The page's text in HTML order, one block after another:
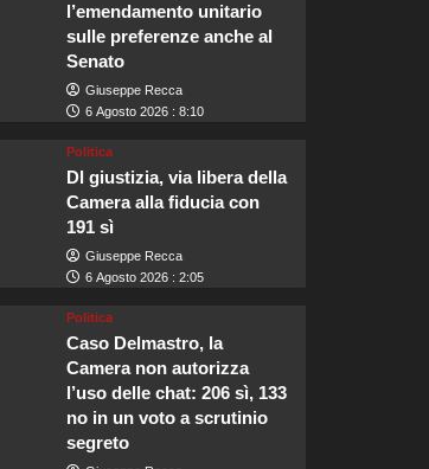
l’emendamento unitario
sulle preferenze anche al
Senato
Giuseppe Recca
6 Agosto 2026 : 8:10
Politica
Dl giustizia, via libera della
Camera alla fiducia con
191 sì
Giuseppe Recca
6 Agosto 2026 : 2:05
Politica
Caso Delmastro, la
Camera non autorizza
l’uso delle chat: 206 sì, 133
no in un voto a scrutinio
segreto